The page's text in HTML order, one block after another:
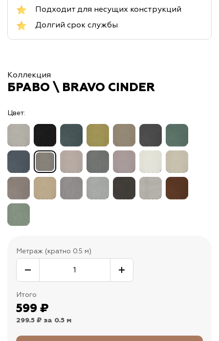
Подходит для несущих конструкций
Долгий срок службы
Коллекция
БРАВО \ BRAVO CINDER
Цвет:
Метраж (кратно 0.5 м)
Итого
599 ₽
299.5 ₽ за 0.5 м